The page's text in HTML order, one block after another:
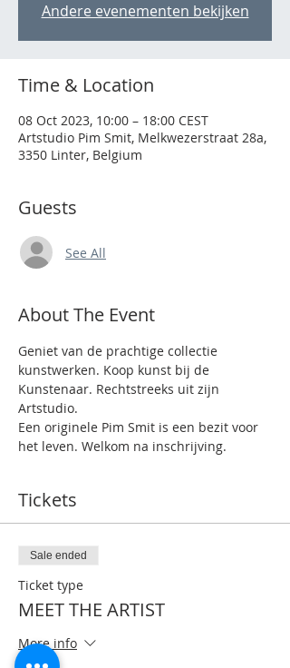
Andere evenementen bekijken
Time & Location
08 Oct 2023, 10:00 – 18:00 CEST
Artstudio Pim Smit, Melkwezerstraat 28a,
3350 Linter, Belgium
Guests
See All
About The Event
Geniet van de prachtige collectie
kunstwerken. Koop kunst bij de
Kunstenaar. Rechtstreeks uit zijn
Artstudio.
Een originele Pim Smit is een bezit voor
het leven. Welkom na inschrijving.
Tickets
Sale ended
Ticket type
MEET THE ARTIST
More info